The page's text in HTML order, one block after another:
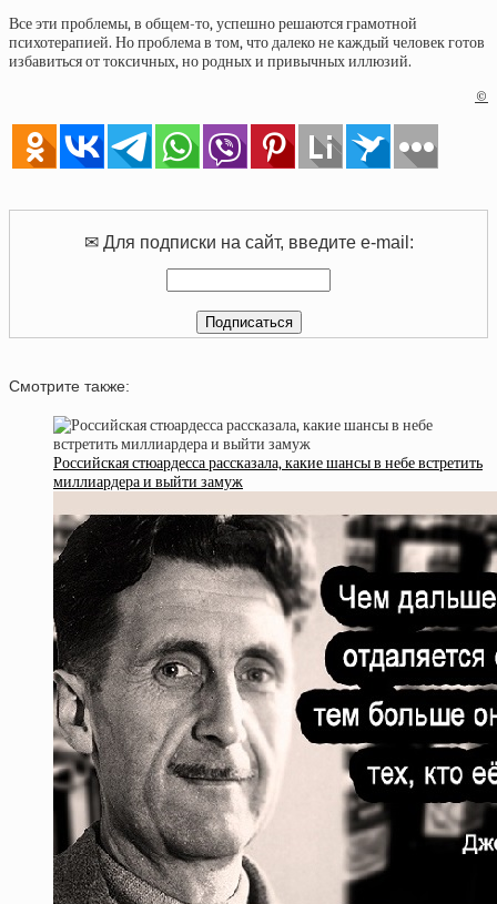
Все эти проблемы, в общем-то, успешно решаются грамотной
психотерапией. Но проблема в том, что далеко не каждый человек готов
избавиться от токсичных, но родных и привычных иллюзий.
©
✉ Для подписки на сайт, введите e-mail:
Смотрите также:
Российская стюардесса рассказала, какие шансы в небе встретить
миллиардера и выйти замуж